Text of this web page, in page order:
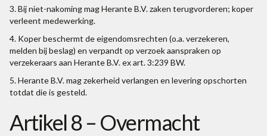
3. Bij niet-nakoming mag Herante B.V. zaken terugvorderen; koper
verleent medewerking.
4. Koper beschermt de eigendomsrechten (o.a. verzekeren,
melden bij beslag) en verpandt op verzoek aanspraken op
verzekeraars aan Herante B.V. ex art. 3:239 BW.
5. Herante B.V. mag zekerheid verlangen en levering opschorten
totdat die is gesteld.
Artikel 8 – Overmacht